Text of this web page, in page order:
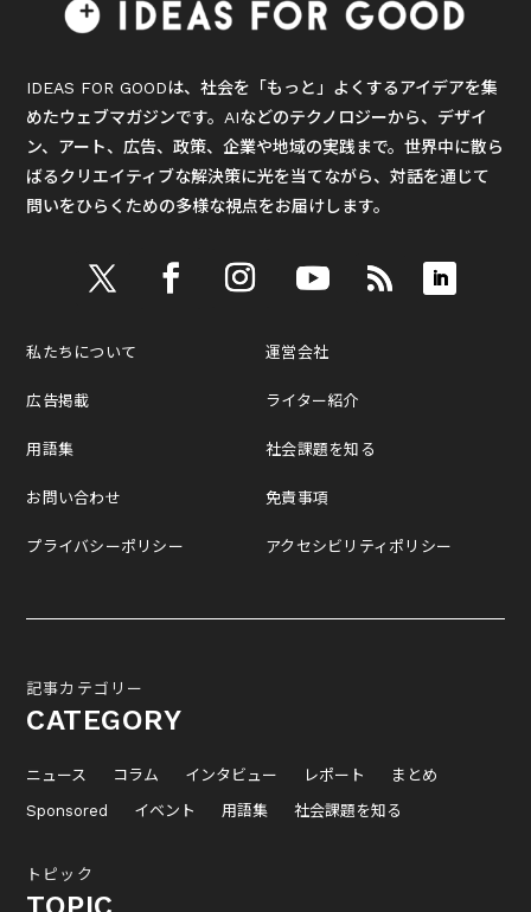
IDEAS FOR GOODは、社会を「もっと」よくするアイデアを集
めたウェブマガジンです。AIなどのテクノロジーから、デザイ
ン、アート、広告、政策、企業や地域の実践まで。世界中に散ら
ばるクリエイティブな解決策に光を当てながら、対話を通じて
問いをひらくための多様な視点をお届けします。
私たちについて
広告掲載
用語集
お問い合わせ
プライバシーポリシー
運営会社
ライター紹介
社会課題を知る
免責事項
アクセシビリティポリシー
記事カテゴリー
CATEGORY
ニュース コラム インタビュー レポート
まとめ
Sponsored
イベント 用語集 社会課題を知る
トピック